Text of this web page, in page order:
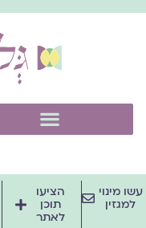
מינוי
למגזין
הציעו
תוכן
לאתר